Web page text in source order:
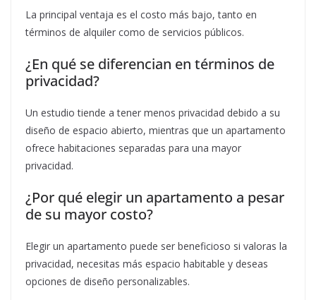
La principal ventaja es el costo más bajo, tanto en
términos de alquiler como de servicios públicos.
¿En qué se diferencian en términos de
privacidad?
Un estudio tiende a tener menos privacidad debido a su
diseño de espacio abierto, mientras que un apartamento
ofrece habitaciones separadas para una mayor
privacidad.
¿Por qué elegir un apartamento a pesar
de su mayor costo?
Elegir un apartamento puede ser beneficioso si valoras la
privacidad, necesitas más espacio habitable y deseas
opciones de diseño personalizables.